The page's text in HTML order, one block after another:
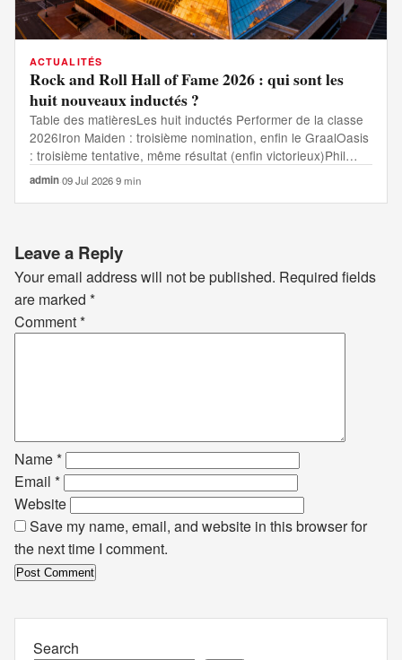
ACTUALITÉS
Rock and Roll Hall of Fame 2026 : qui sont les
huit nouveaux inductés ?
Table des matièresLes huit inductés Performer de la classe
2026Iron Maiden : troisième nomination, enfin le GraalOasis
: troisième tentative, même résultat (enfin victorieux)Phil…
admin·09 Jul 2026·9 min
Leave a Reply
Your email address will not be published. Required fields
are marked *
Comment*
Name*
Email *
Website
Save my name, email, and website in this browser for
the next time I comment.
Search